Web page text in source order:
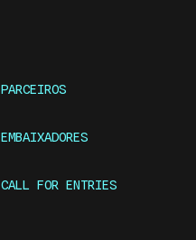
PARCEIROS
EMBAIXADORES
CALL FOR ENTRIES